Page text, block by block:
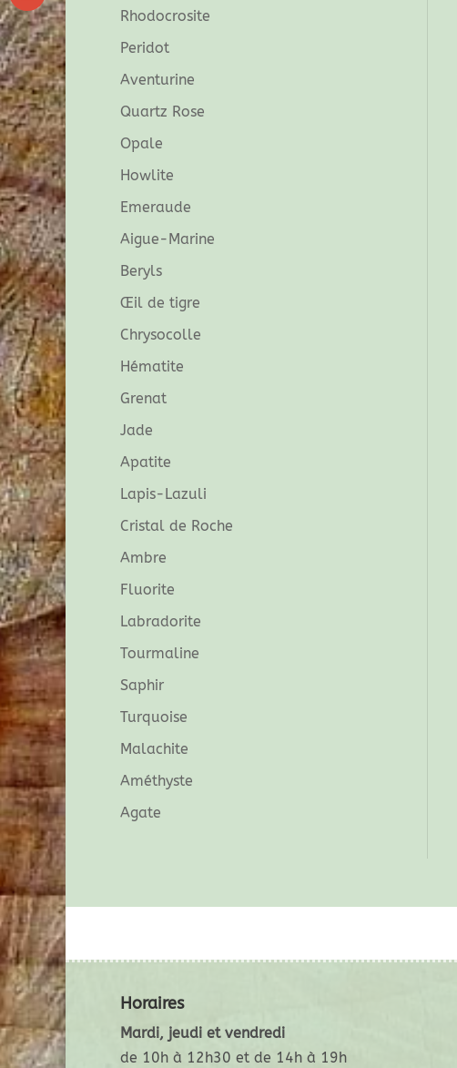
Rhodocrosite
Peridot
Aventurine
Quartz Rose
Opale
Howlite
Emeraude
Aigue-Marine
Beryls
Œil de tigre
Chrysocolle
Hématite
Grenat
Jade
Apatite
Lapis-Lazuli
Cristal de Roche
Ambre
Fluorite
Labradorite
Tourmaline
Saphir
Turquoise
Malachite
Améthyste
Agate
Horaires
Mardi, jeudi et vendredi
de 10h à 12h30 et de 14h à 19h